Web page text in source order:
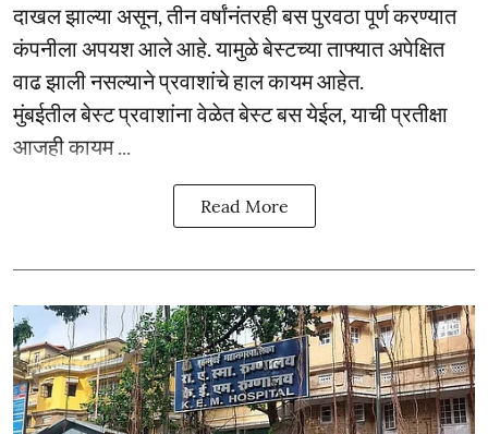
दाखल झाल्या असून, तीन वर्षांनंतरही बस पुरवठा पूर्ण करण्यात
कंपनीला अपयश आले आहे. यामुळे बेस्टच्या ताफ्यात अपेक्षित
वाढ झाली नसल्याने प्रवाशांचे हाल कायम आहेत.
मुंबईतील बेस्ट प्रवाशांना वेळेत बेस्ट बस येईल, याची प्रतीक्षा
आजही कायम ...
Read More